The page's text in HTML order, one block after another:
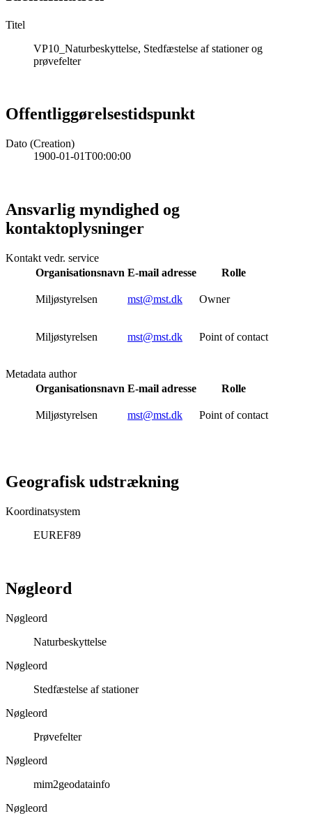
Titel
VP10_Naturbeskyttelse, Stedfæstelse af stationer og
prøvefelter
Offentliggørelsestidspunkt
Dato (Creation)
1900-01-01T00:00:00
Ansvarlig myndighed og
kontaktoplysninger
Kontakt vedr. service
Organisationsnavn E-mail adresse Rolle
Miljøstyrelsen mst@mst.dk Owner
Miljøstyrelsen mst@mst.dk Point of contact
Metadata author
Organisationsnavn E-mail adresse Rolle
Miljøstyrelsen mst@mst.dk Point of contact
Geografisk udstrækning
Koordinatsystem
EUREF89
Nøgleord
Nøgleord
Naturbeskyttelse
Nøgleord
Stedfæstelse af stationer
Nøgleord
Prøvefelter
Nøgleord
mim2geodatainfo
Nøgleord